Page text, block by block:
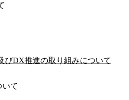
びDX推進の取り組みについて
いて